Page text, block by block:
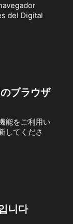
del Digital
ブラウザ
能をご利用い
してくださ
니다